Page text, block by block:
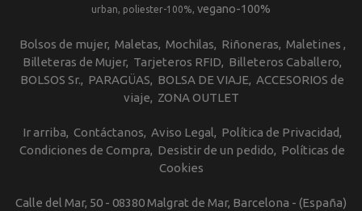
urban
poliester-100% vegano-100%
Bolsos de mujer Maletas Mochilas Riñoneras Maletines
Billeteras de Mujer Tarjeteros RFID
Billeteros Caballero
BOLSOS Sr.
PARAGÜAS BOLSA DE VIAJE ACCESORIOS de
viaje
ZONA OUTLET
Ir arriba Contáctanos Aviso Legal
Política de Privacidad
Condiciones de Compra
Desistir de un pedido
Políticas de
Cookies
Calle del Mar, 50 - 08380 Malgrat de Mar, Barcelona - (España)